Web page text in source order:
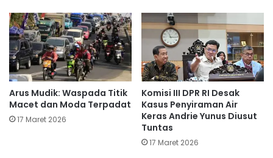
Arus Mudik: Waspada Titik
Macet dan Moda Terpadat
17 Maret 2026
Komisi III DPR RI Desak
Kasus Penyiraman Air
Keras Andrie Yunus Diusut
Tuntas
17 Maret 2026